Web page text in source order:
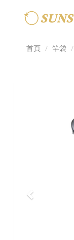
首頁
竿袋